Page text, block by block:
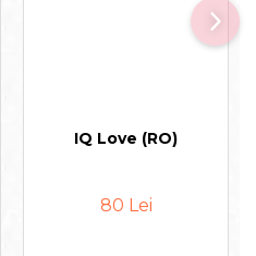
IQ Love (RO)
80 Lei